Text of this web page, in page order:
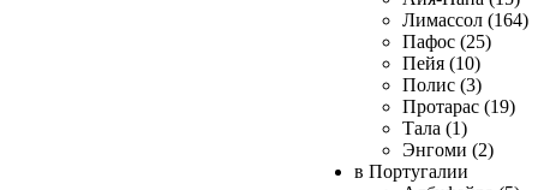
Лимассол (164)
Пафос (25)
Пейя (10)
Полис (3)
Протарас (19)
Тала (1)
Энгоми (2)
в Португалии